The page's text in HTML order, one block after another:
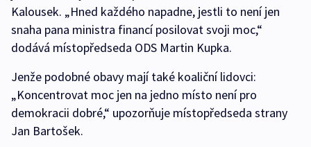
Kalousek. „Hned každého napadne, jestli to není jen
snaha pana ministra financí posilovat svoji moc,“
dodává místopředseda ODS Martin Kupka.
Jenže podobné obavy mají také koaliční lidovci:
„Koncentrovat moc jen na jedno místo není pro
demokracii dobré,“ upozorňuje místopředseda strany
Jan Bartošek.